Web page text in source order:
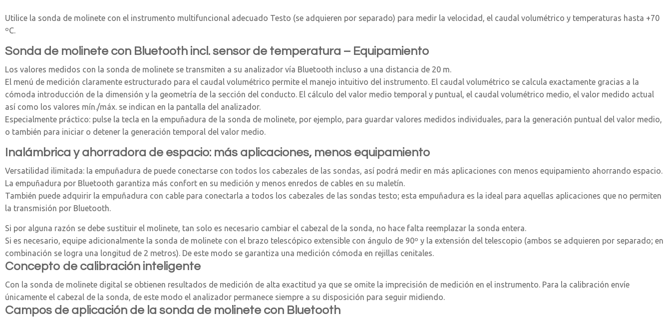
Utilice la sonda de molinete con el instrumento multifuncional adecuado Testo (se adquieren por separado) para medir la velocidad, el caudal volumétrico y temperaturas hasta +70
ºC.
Sonda de molinete con Bluetooth incl. sensor de temperatura – Equipamiento
Los valores medidos con la sonda de molinete se transmiten a su analizador vía Bluetooth incluso a una distancia de 20 m.
El menú de medición claramente estructurado para el caudal volumétrico permite el manejo intuitivo del instrumento. El caudal volumétrico se calcula exactamente gracias a la
cómoda introducción de la dimensión y la geometría de la sección del conducto. El cálculo del valor medio temporal y puntual, el caudal volumétrico medio, el valor medido actual
así como los valores mín./máx. se indican en la pantalla del analizador.
Especialmente práctico: pulse la tecla en la empuñadura de la sonda de molinete, por ejemplo, para guardar valores medidos individuales, para la generación puntual del valor medio,
o también para iniciar o detener la generación temporal del valor medio.
Inalámbrica y ahorradora de espacio: más aplicaciones, menos equipamiento
Versatilidad ilimitada: la empuñadura de puede conectarse con todos los cabezales de las sondas, así podrá medir en más aplicaciones con menos equipamiento ahorrando espacio.
La empuñadura por Bluetooth garantiza más confort en su medición y menos enredos de cables en su maletín.
También puede adquirir la empuñadura con cable para conectarla a todos los cabezales de las sondas testo; esta empuñadura es la ideal para aquellas aplicaciones que no permiten
la transmisión por Bluetooth.
Si por alguna razón se debe sustituir el molinete, tan solo es necesario cambiar el cabezal de la sonda, no hace falta reemplazar la sonda entera.
Si es necesario, equipe adicionalmente la sonda de molinete con el brazo telescópico extensible con ángulo de 90º y la extensión del telescopio (ambos se adquieren por separado; en
combinación se logra una longitud de 2 metros). De este modo se garantiza una medición cómoda en rejillas cenitales.
Concepto de calibración inteligente
Con la sonda de molinete digital se obtienen resultados de medición de alta exactitud ya que se omite la imprecisión de medición en el instrumento. Para la calibración envíe
únicamente el cabezal de la sonda, de este modo el analizador permanece siempre a su disposición para seguir midiendo.
Campos de aplicación de la sonda de molinete con Bluetooth